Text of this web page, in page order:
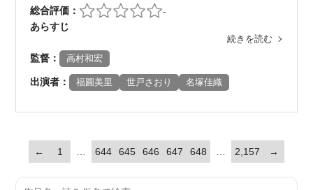
総合評価： -
あらすじ
続きを読む
監督： 高村和宏
出演者： 福圓美里 世戸さおり 名塚佳織
← 1 644 645 646 647 648 2,157 →